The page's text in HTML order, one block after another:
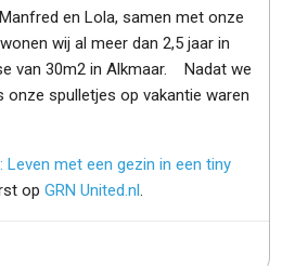
en Lola, samen met onze
wij al meer dan 2,5 jaar in
van 30m2 in Alkmaar. Nadat we
spulletjes op vakantie waren
Leven met een gezin in een tiny
op GRN United.nl